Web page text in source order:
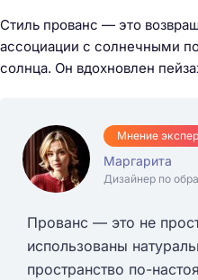
Стиль прованс — это
ассоциации с солнечными
солнца. Он вдохновлен
Мнение
Маргарита
Дизайнер по
Прованс — это не
использованы
пространство по-